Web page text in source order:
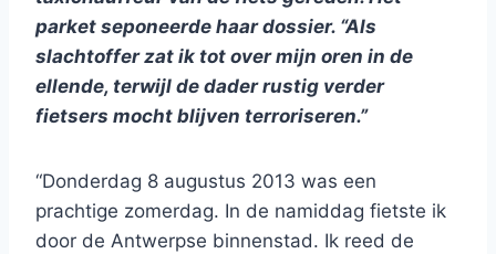
parket seponeerde haar dossier. “Als
slachtoffer zat ik tot over mijn oren in de
ellende, terwijl de dader rustig verder
fietsers mocht blijven terroriseren.”
“Donderdag 8 augustus 2013 was een
prachtige zomerdag. In de namiddag fietste ik
door de Antwerpse binnenstad. Ik reed de